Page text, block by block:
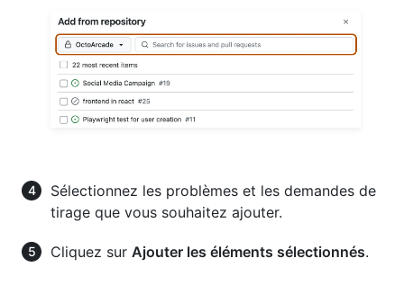
Sélectionnez les problèmes et les demandes de
tirage que vous souhaitez ajouter.
Cliquez sur Ajouter les éléments sélectionnés.